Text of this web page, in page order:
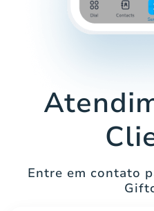
Entre em contato